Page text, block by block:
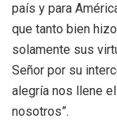
país y para
que tanto bien
solamente sus
Señor por su
alegría nos llene
nosotros”.